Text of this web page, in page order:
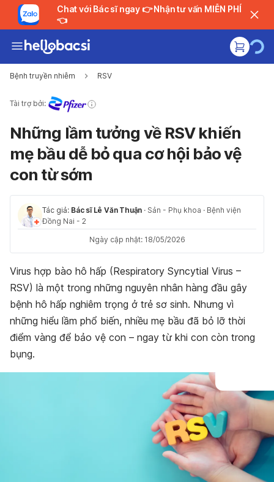
Chat với Bác sĩ ngay 👉 Nhận tư vấn MIỄN PHÍ
👈
Bệnh truyền nhiễm RSV
Tài trợ bởi:
Những lầm tưởng về RSV khiến
mẹ bầu dễ bỏ qua cơ hội bảo vệ
con từ sớm
Tác giả: Bác sĩ Lê Văn Thuận · Sản - Phụ khoa · Bệnh viện
Đồng Nai - 2
Ngày cập nhật: 18/05/2026
Virus hợp bào hô hấp (Respiratory Syncytial Virus –
RSV) là một trong những nguyên nhân hàng đầu gây
bệnh hô hấp nghiêm trọng ở trẻ sơ sinh. Nhưng vì
những hiểu lầm phổ biến, nhiều mẹ bầu đã bỏ lỡ thời
điểm vàng để bảo vệ con – ngay từ khi con còn trong
bụng.